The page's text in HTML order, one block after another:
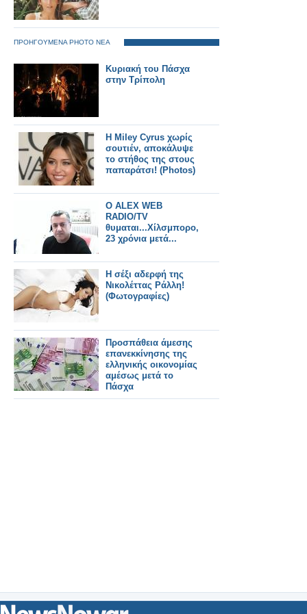
ΠΡΟΗΓΟΥΜΕΝΑ PHOTO ΝΕΑ
Κυριακή του Πάσχα
στην Τρίπολη
H Miley Cyrus χωρίς
σουτιέν, αποκάλυψε
το στήθος της στους
παπαράτσι! (Photos)
O ALEX WEB
RADIO/TV
θυμαται...Χίλσμπορο,
23 χρόνια μετά...
H σέξι αδερφή της
Νικολέττας Ράλλη!
(Φωτογραφίες)
Προσπάθεια άμεσης
επανεκκίνησης της
ελληνικής οικονομίας
αμέσως μετά το
Πάσχα